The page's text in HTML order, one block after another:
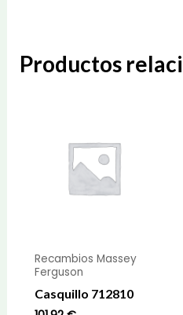
Productos
Recambios Massey
Ferguson
Casquillo 712810